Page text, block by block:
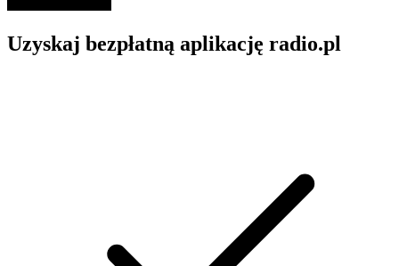
Uzyskaj bezpłatną aplikację radio.pl